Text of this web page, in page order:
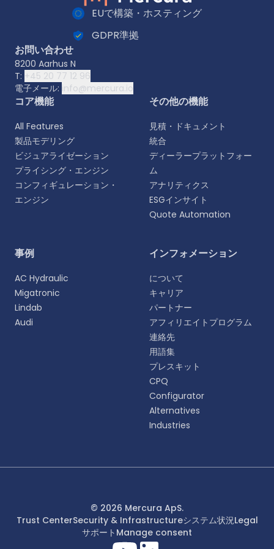
言語を選択
語をお選びください。
Svenska
EUで構築・ホスティング
GDPR準拠
お問い合わせ
8200 Aarhus N
T: +45 20 77 12 96
電子メール: info@mercura.io
コア機能
All Features
製品モデリング
ビジュアライゼーション
プライシング・エンジン
コンフィギュレーション・
エンジン
その他の機能
見積・ドキュメント
統合
ディーラープラットフォー
ム
アナリティクス
ESGインサイト
Quote Automation
事例
AC Hydraulic
Migatronic
Lindab
Audi
インフォメーション
について
キャリア
パートナー
アフィリエイトプログラム
連絡先
用語集
プレスキット
CPQ
Configurator
Alternatives
Industries
© 2026 Mercura ApS.
Trust CenterSecurity & Infrastructureシステム状況Legal
サポート Manage consent